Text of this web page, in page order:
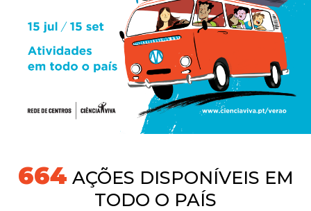
718AÇÕES DISPONÍVEIS EM
TODO O PAÍS